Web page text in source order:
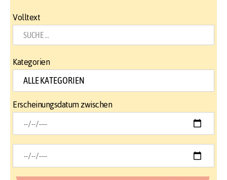
Volltext
Kategorien
Erscheinungsdatum zwischen